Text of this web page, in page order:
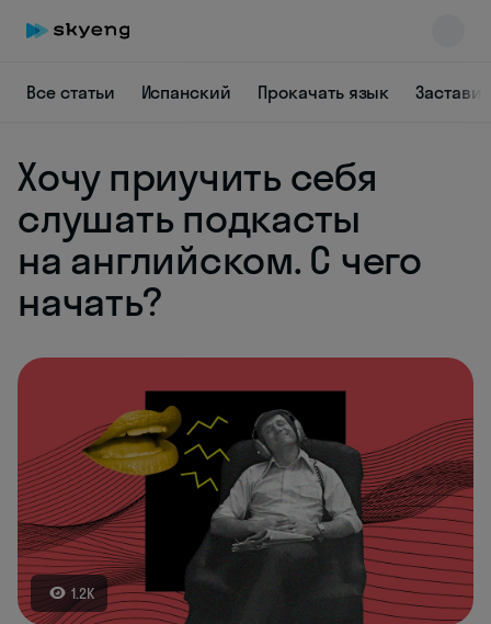
Все статьи Испанский Прокачать язык
Хочу приучить себя
слушать подкасты
на английском. С чего
начать?
1.2K
Skyeng Chat
online